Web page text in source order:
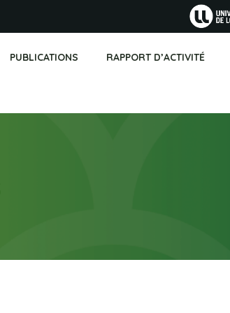
PUBLICATIONS RAPPORT D’ACTIVITÉ